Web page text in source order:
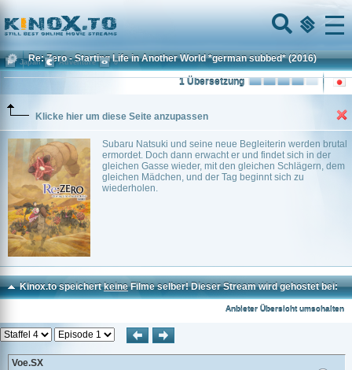
Home
Menu
Re: Zero - Starting Life in Another World *german subbed* (2016)
1 Übersetzung
Klicke hier um diese Seite anzupassen
Subaru Natsuki und seine neue Begleiterin werden brutal
ermordet. Doch dann erwacht er und findet sich in der
gleichen Gasse wieder, mit den gleichen Schlägern, dem
gleichen Mädchen, und der Tag beginnt sich zu
wiederholen.
Japan Adventure 0
Kinox.to speichertkeineFilme selber! Dieser Stream wird gehostet bei:
Anbieter Übersicht umschalten
Voe.SX